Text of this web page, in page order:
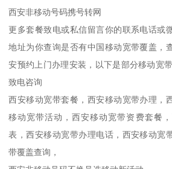
西安非移动号码携号转网
更多套餐致电或私信留言你的联系电话或
地址为你查询是否有中国移动宽带覆盖，
安预约上门办理安装，以下是部分移动宽
致电咨询
西安移动宽带套餐，西安移动宽带办理，
移动宽带活动，西安移动宽带资费套餐
表，西安移动宽带办理电话，西安移动宽
带覆盖查询，